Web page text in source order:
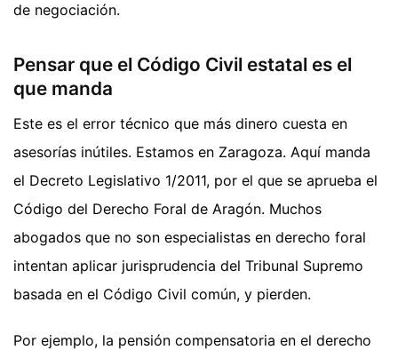
de negociación.
Pensar que el Código Civil estatal es el
que manda
Este es el error técnico que más dinero cuesta en
asesorías inútiles. Estamos en Zaragoza. Aquí manda
el Decreto Legislativo 1/2011, por el que se aprueba el
Código del Derecho Foral de Aragón. Muchos
abogados que no son especialistas en derecho foral
intentan aplicar jurisprudencia del Tribunal Supremo
basada en el Código Civil común, y pierden.
Por ejemplo, la pensión compensatoria en el derecho